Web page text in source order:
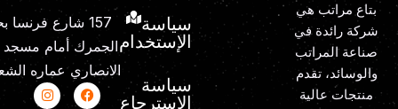
بتاع مراتب هي
شركة رائدة في
صناعة المراتب
والوسائد، تقدم
منتجات عالية
سياسة
الإستخدام
سياسة
الإسترجاع
157 شارع فرنسا
الجمرك أمام
الانصاري عماره
F
a
I
n
T
i
Y
o